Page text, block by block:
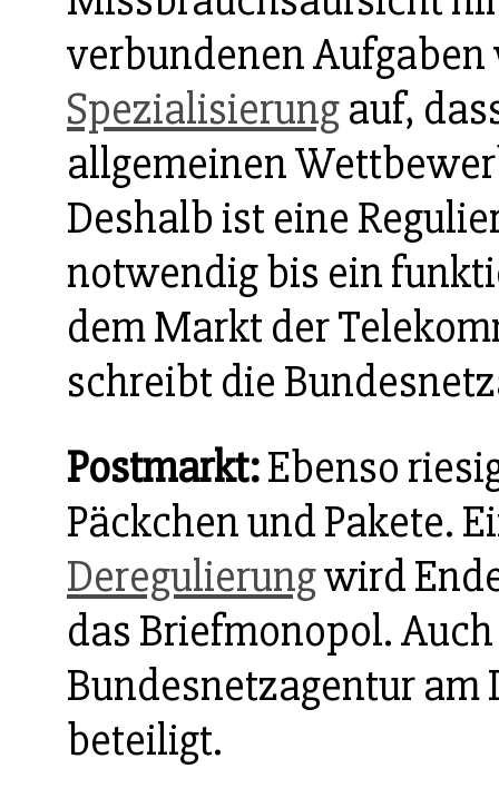
verbundenen
Spezialisierungauf,
allgemeinen
Deshalb ist eine
notwendig bis ein
dem Markt der
schreibt die
Postmarkt:Ebenso
Päckchen und Pakete.
Deregulierungwird
das Briefmonopol.
Bundesnetzagentur am
beteiligt.